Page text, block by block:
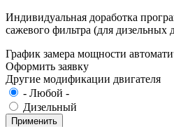
Индивидуальная доработка
сажевого фильтра (для дизельных
График замера мощности
Оформить заявку
Другие модификации двигателя
- Любой -
Дизельный